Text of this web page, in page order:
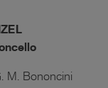
M. Bononcini